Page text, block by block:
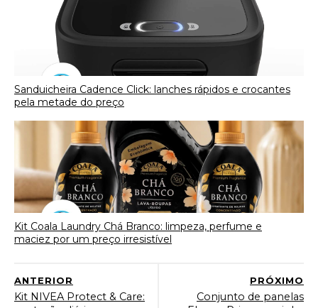
Sanduicheira Cadence Click: lanches rápidos e crocantes
pela metade do preço
Kit Coala Laundry Chá Branco: limpeza, perfume e
maciez por um preço irresistível
PRÓXIMO
Conjunto de panelas
ANTERIOR
Kit NIVEA Protect & Care: